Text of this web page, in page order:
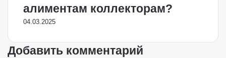
алиментам коллекторам?
04.03.2025
Добавить комментарий